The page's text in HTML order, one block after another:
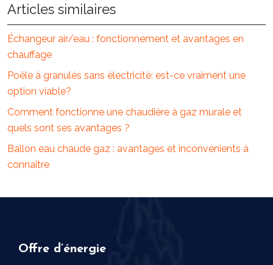
Articles similaires
Échangeur air/eau : fonctionnement et avantages en
chauffage
Poêle à granulés sans électricité: est-ce vraiment une
option viable?
Comment fonctionne une chaudière à gaz murale et
quels sont ses avantages ?
Ballon eau chaude gaz : avantages et inconvénients à
connaître
Offre d’énergie